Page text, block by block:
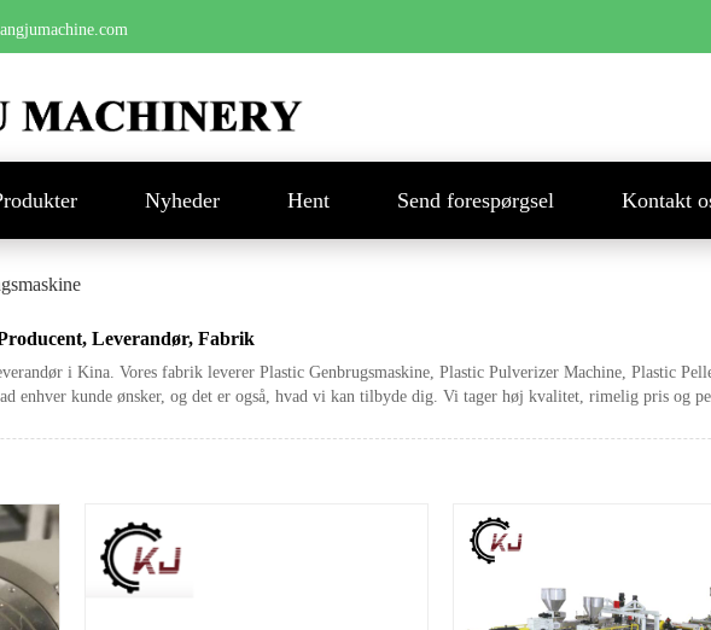
Nyheder Hent Send forespørgsel Kontakt
Leverandør, Fabrik
i Kina. Vores fabrik leverer Plastic Genbrugsmaskine, Plastic Pulverizer Machine, Plastic
enhver kunde ønsker, og det er også, hvad vi kan tilbyde dig. Vi tager høj kvalitet, rimelig pris og